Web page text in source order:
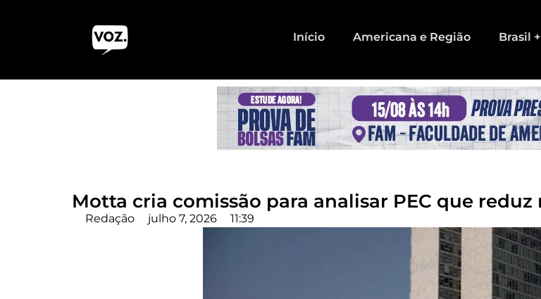
Início Americana e Região Brasil
Motta cria comissão para analisar PEC que
Redação julho 7, 2026 11:39